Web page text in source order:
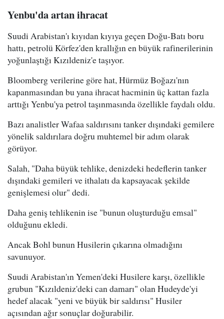
Yenbu'da artan ihracat
Suudi Arabistan'ı kıyıdan kıyıya geçen Doğu-Batı boru
hattı, petrolü Körfez'den krallığın en büyük rafinerilerinin
yoğunlaştığı Kızıldeniz'e taşıyor.
Bloomberg verilerine göre hat, Hürmüz Boğazı'nın
kapanmasından bu yana ihracat hacminin üç kattan fazla
arttığı Yenbu'ya petrol taşınmasında özellikle faydalı oldu.
Bazı analistler Wafaa saldırısını tanker dışındaki gemilere
yönelik saldırılara doğru muhtemel bir adım olarak
görüyor.
Salah, "Daha büyük tehlike, denizdeki hedeflerin tanker
dışındaki gemileri ve ithalatı da kapsayacak şekilde
genişlemesi olur" dedi.
Daha geniş tehlikenin ise "bunun oluşturduğu emsal"
olduğunu ekledi.
Ancak Bohl bunun Husilerin çıkarına olmadığını
savunuyor.
Suudi Arabistan'ın Yemen'deki Husilere karşı, özellikle
grubun "Kızıldeniz'deki can damarı" olan Hudeyde'yi
hedef alacak "yeni ve büyük bir saldırısı" Husiler
açısından ağır sonuçlar doğurabilir.